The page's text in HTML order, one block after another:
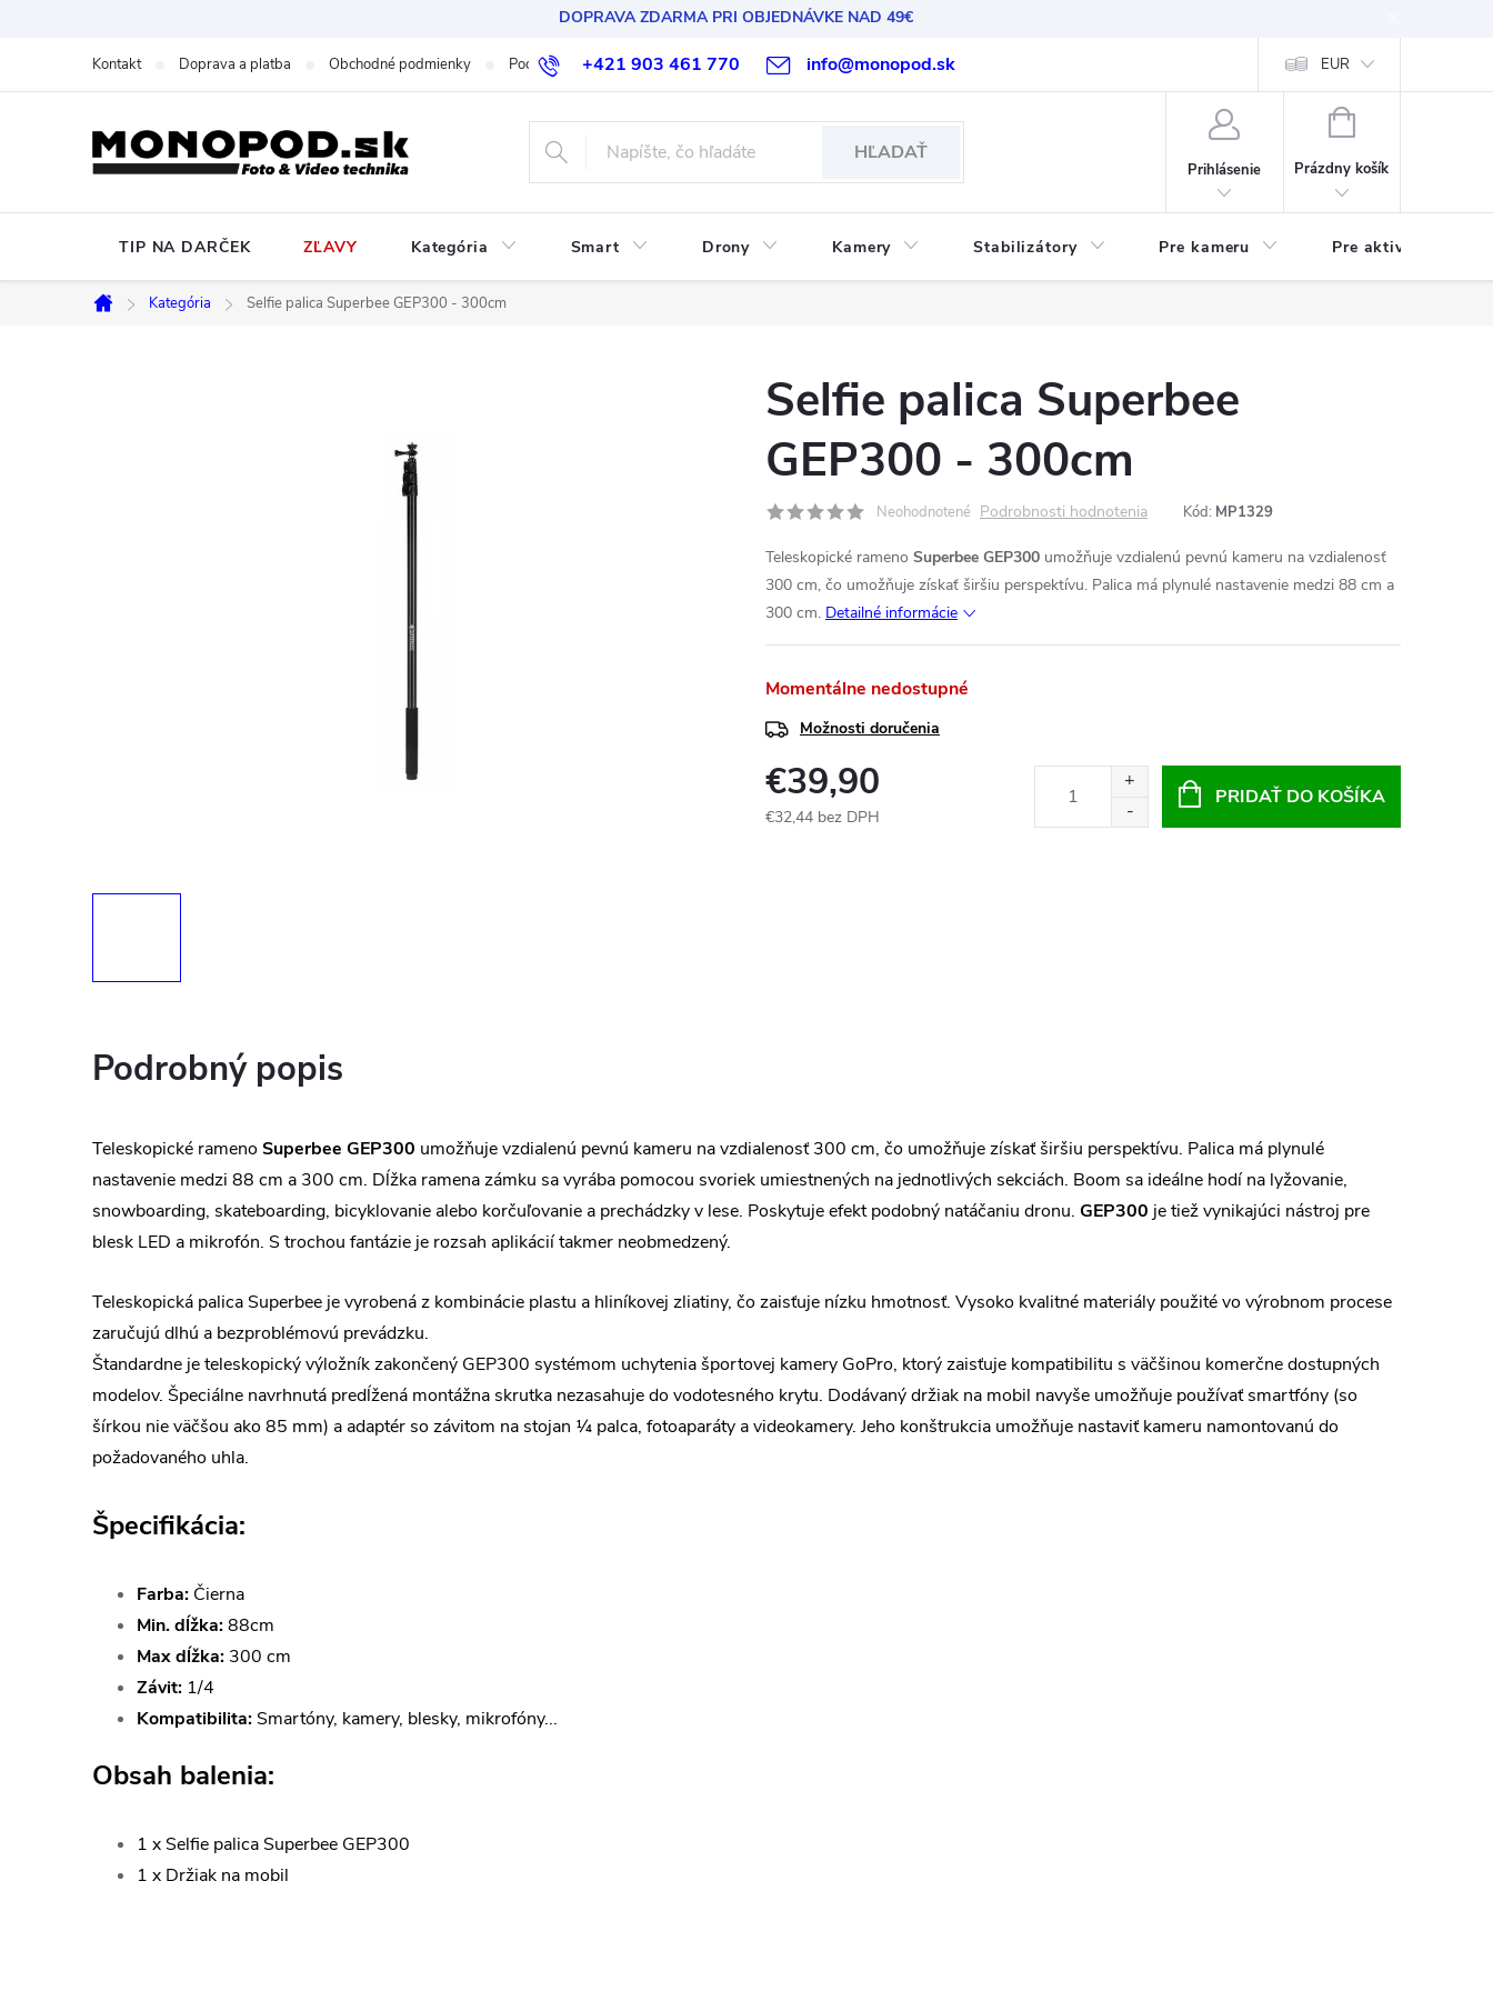
DOPRAVA ZDARMA PRI OBJEDNÁVKE NAD 49€
+421 903 461 770 info@monopod.sk
Kontakt Doprava a platba Obchodné podmienky Podmienky ochrany osobných údajov Reklamácia a vrátenie EUR
HĽADAŤ
Prihlásenie
NÁKUPNÝ
Prázdny košík
TIP NA DARČEK ZĽAVY Kategória Smart Drony Kamery Stabilizátory Pre kameru Pre aktivitu
Domov
Kategória Selfie palica Superbee GEP300 - 300cm
Selfie palica Superbee
GEP300 - 300cm
Neohodnotené Podrobnosti hodnotenia Kód: MP1329
Teleskopické rameno Superbee GEP300 umožňuje vzdialenú pevnú kameru na vzdialenosť
300 cm, čo umožňuje získať širšiu perspektívu. Palica má plynulé nastavenie medzi 88 cm a
300 cm. Detailné informácie
Momentálne nedostupné
Možnosti doručenia
€39,90
€32,44 bez DPH
PRIDAŤ DO KOŠÍKA
Podrobný popis
Teleskopické rameno Superbee GEP300 umožňuje vzdialenú pevnú kameru na vzdialenosť 300 cm, čo umožňuje získať širšiu perspektívu. Palica má plynulé
nastavenie medzi 88 cm a 300 cm. Dĺžka ramena zámku sa vyrába pomocou svoriek umiestnených na jednotlivých sekciách. Boom sa ideálne hodí na lyžovanie,
snowboarding, skateboarding, bicyklovanie alebo korčuľovanie a prechádzky v lese. Poskytuje efekt podobný natáčaniu dronu. GEP300 je tiež vynikajúci nástroj pre
blesk LED a mikrofón. S trochou fantázie je rozsah aplikácií takmer neobmedzený.
Teleskopická palica Superbee je vyrobená z kombinácie plastu a hliníkovej zliatiny, čo zaisťuje nízku hmotnosť. Vysoko kvalitné materiály použité vo výrobnom procese
zaručujú dlhú a bezproblémovú prevádzku.
Štandardne je teleskopický výložník zakončený GEP300 systémom uchytenia športovej kamery GoPro, ktorý zaisťuje kompatibilitu s väčšinou komerčne dostupných
modelov. Špeciálne navrhnutá predĺžená montážna skrutka nezasahuje do vodotesného krytu. Dodávaný držiak na mobil navyše umožňuje používať smartfóny (so
šírkou nie väčšou ako 85 mm) a adaptér so závitom na stojan ¼ palca, fotoaparáty a videokamery. Jeho konštrukcia umožňuje nastaviť kameru namontovanú do
požadovaného uhla.
Špecifikácia:
Farba: Čierna
Min. dĺžka:88cm
Max dĺžka: 300 cm
Závit: 1/4
Kompatibilita: Smartóny, kamery, blesky, mikrofóny...
Obsah balenia:
1 x Selfie palica Superbee GEP300
1 x Držiak na mobil